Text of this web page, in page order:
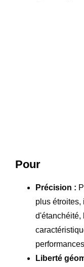
Pour
Précision :
plus étroites,
d'étanchéité,
Liberté